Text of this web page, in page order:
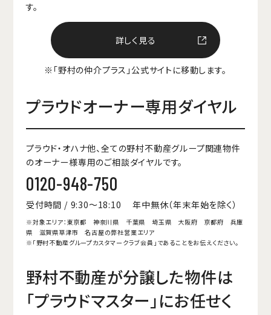
す。
詳しく見る
※「野村の仲介プラス」公式サイトに移動します。
プラウドオーナー専用ダイヤル
プラウド・オハナ他、全ての野村不動産グループ関連物件
のオーナー様専用のご相談ダイヤルです。
0120-948-750
受付時間 / 9:30～18:10 年中無休（年末年始を除く）
※対象エリア：東京都 神奈川県 千葉県 埼玉県 大阪府 京都府 兵庫
県 滋賀県草津市 名古屋の弊社営業エリア
※「野村不動産グループカスタマークラブ会員」であることをお伝えください。
野村不動産が分譲した物件は
「プラウドマスター」にお任せく